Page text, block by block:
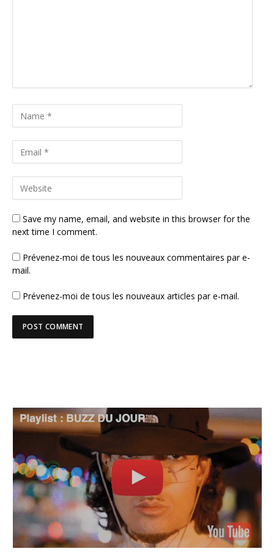
Save my name, email, and website in this browser for the
next time I comment.
Prévenez-moi de tous les nouveaux commentaires par e-
mail.
Prévenez-moi de tous les nouveaux articles par e-mail.